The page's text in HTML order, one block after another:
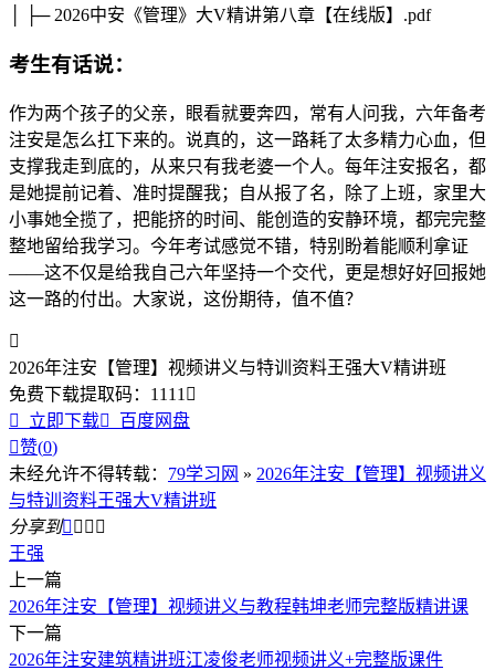
│ ├─ 2026中安《管理》大V精讲第八章【在线版】.pdf
考生有话说：
作为两个孩子的父亲，眼看就要奔四，常有人问我，六年备考
注安是怎么扛下来的。说真的，这一路耗了太多精力心血，但
支撑我走到底的，从来只有我老婆一个人。每年注安报名，都
是她提前记着、准时提醒我；自从报了名，除了上班，家里大
小事她全揽了，把能挤的时间、能创造的安静环境，都完完整
整地留给我学习。今年考试感觉不错，特别盼着能顺利拿证
——这不仅是给我自己六年坚持一个交代，更是想好好回报她
这一路的付出。大家说，这份期待，值不值？

2026年注安【管理】视频讲义与特训资料王强大V精讲班
免费下载提取码： 1111 

立即下载
百度网盘
赞(0)
未经允许不得转载： 79学习网 » 2026年注安【管理】视频讲义
与特训资料王强大V精讲班
分享到   
王强
上一篇
2026年注安【管理】视频讲义与教程韩坤老师完整版精讲课
下一篇
2026年注安建筑精讲班江凌俊老师视频讲义+完整版课件